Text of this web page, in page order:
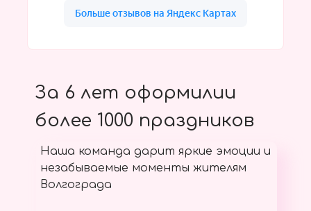
За 6 лет оформилии
более 1000 праздников
Наша команда дарит яркие эмоции и
незабываемые моменты жителям
Волгограда